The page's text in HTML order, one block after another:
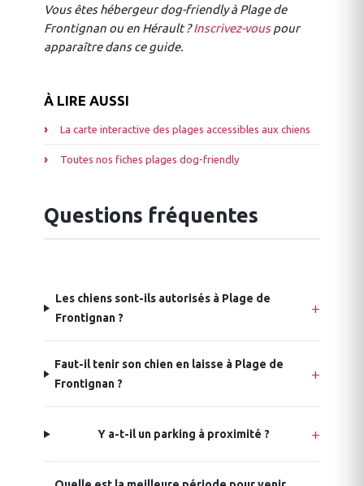
Vous êtes hébergeur dog-friendly à Plage de
Frontignan ou en Hérault ?Inscrivez-vouspour
apparaître dans ce guide.
À LIRE AUSSI
La carte interactive des plages accessibles aux chiens
Toutes nos fiches plages dog-friendly
Questions fréquentes
Les chiens sont-ils autorisés à Plage de
Frontignan ?
Faut-il tenir son chien en laisse à Plage de
Frontignan ?
Y a-t-il un parking à proximité ?